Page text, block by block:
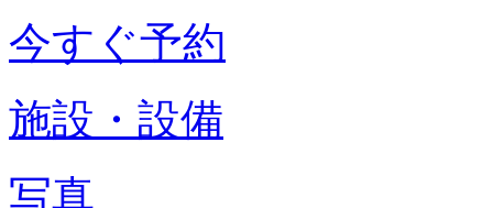
今すぐ予約
施設・設備
写真